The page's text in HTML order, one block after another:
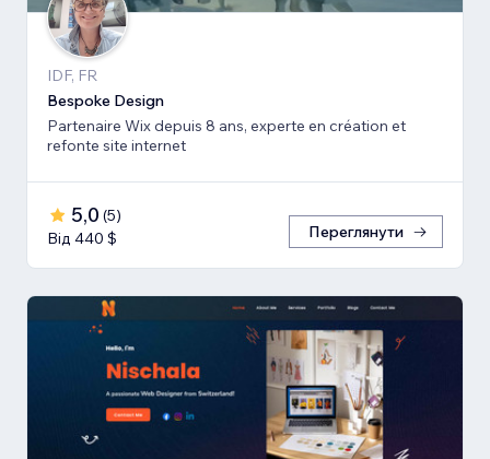
IDF, FR
Bespoke Design
Partenaire Wix depuis 8 ans, experte en création et
refonte site internet
5,0 (5)
Від 440 $
Переглянути